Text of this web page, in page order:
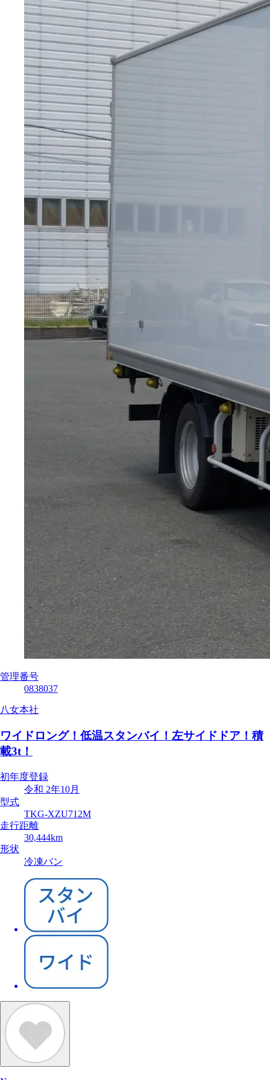
管理番号
0838037
八女本社
ワイドロング！低温スタンバイ！左サイドドア！積
載3t！
初年度登録
令和 2年10月
型式
TKG-XZU712M
走行距離
30,444km
形状
冷凍バン